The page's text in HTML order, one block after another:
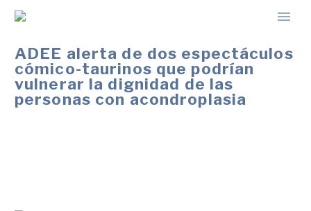
ADEE alerta de dos espectáculos
cómico-taurinos que podrían
vulnerar la dignidad de las
personas con acondroplasia